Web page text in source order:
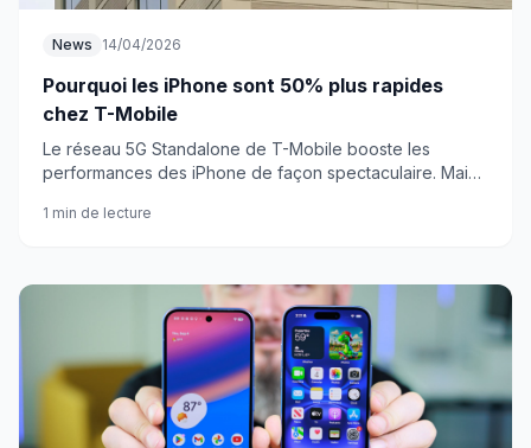
News 14/04/2026
Pourquoi les iPhone sont 50% plus rapides
chez T-Mobile
Le réseau 5G Standalone de T-Mobile booste les
performances des iPhone de façon spectaculaire. Mais
1 min de lecture